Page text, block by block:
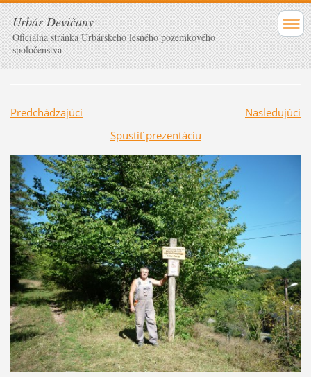
Urbár Devičany
Oficiálna stránka Urbárskeho lesného pozemkového
spoločenstva
Predchádzajúci
Nasledujúci
Spustiť prezentáciu